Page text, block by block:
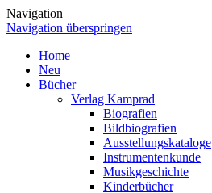
Navigation
Navigation überspringen
Home
Neu
Bücher
Verlag Kamprad
Biografien
Bildbiografien
Ausstellungskataloge
Instrumentenkunde
Musikgeschichte
Kinderbücher